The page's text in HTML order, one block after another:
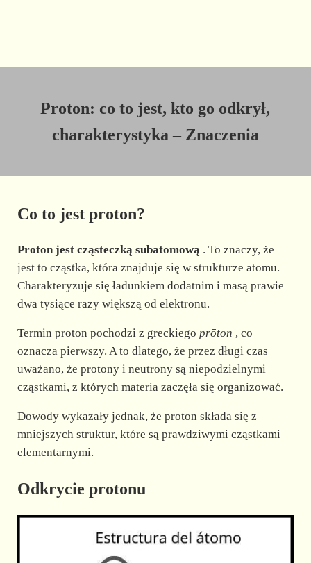
Proton: co to jest, kto go odkrył,
charakterystyka – Znaczenia
Co to jest proton?
Proton jest cząsteczką subatomową. To znaczy, że
jest to cząstka, która znajduje się w strukturze atomu.
Charakteryzuje się ładunkiem dodatnim i masą prawie
dwa tysiące razy większą od elektronu.
Termin proton pochodzi z greckiego prōton , co
oznacza pierwszy. A to dlatego, że przez długi czas
uważano, że protony i neutrony są niepodzielnymi
cząstkami, z których materia zaczęła się organizować.
Dowody wykazały jednak, że proton składa się z
mniejszych struktur, które są prawdziwymi cząstkami
elementarnymi.
Odkrycie protonu